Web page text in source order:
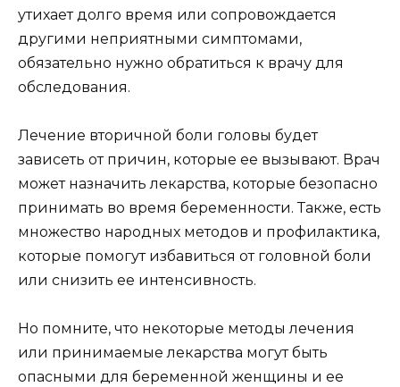
утихает долго время или сопровождается
другими неприятными симптомами,
обязательно нужно обратиться к врачу для
обследования.
Лечение вторичной боли головы будет
зависеть от причин, которые ее вызывают. Врач
может назначить лекарства, которые безопасно
принимать во время беременности. Также, есть
множество народных методов и профилактика,
которые помогут избавиться от головной боли
или снизить ее интенсивность.
Но помните, что некоторые методы лечения
или принимаемые лекарства могут быть
опасными для беременной женщины и ее